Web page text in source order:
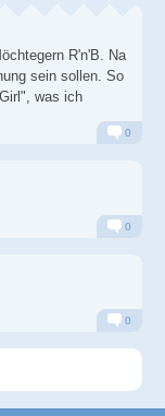
R'n'B. Na
sein sollen. So
was ich
0
0
Antworten
0
Speichern